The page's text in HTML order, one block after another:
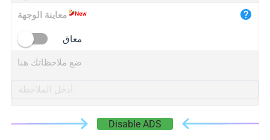
معاينة الوجهة
معاق
ضع ملاحظاتك هنا
Disable ADS